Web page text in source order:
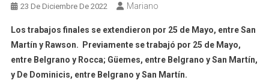
23 De Diciembre De 2022 Mariano
Los trabajos finales se extendieron por 25 de Mayo, entre San
Martín y Rawson. Previamente se trabajó por 25 de Mayo,
entre Belgrano y Rocca; Güemes, entre Belgrano y San Martín,
y De Dominicis, entre Belgrano y San Martín.